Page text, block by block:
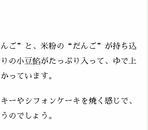
ご”と、米粉の“だんご”が持ち込
の小豆餡がたっぷり入って、ゆで上
っています。
ーやシフォンケーキを焼く感じで、
のでしょう。